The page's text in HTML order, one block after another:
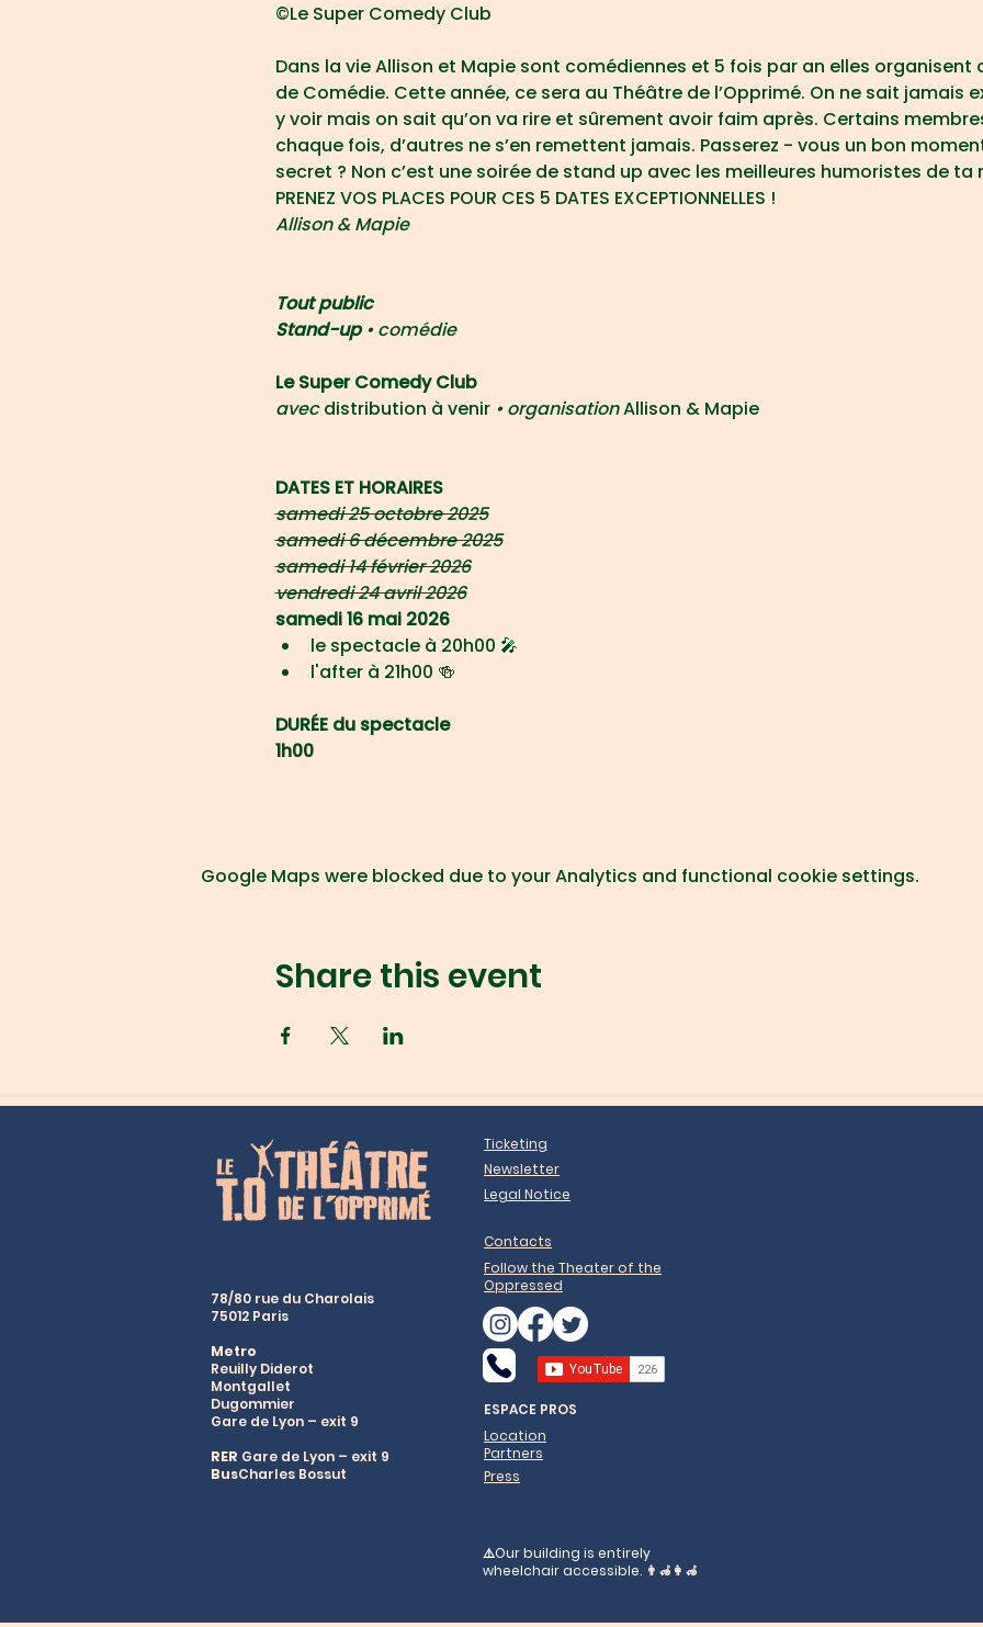
©Le Super Comedy Club
Dans la vie Allison et Mapie sont comédiennes et 5 fois par an elles organisent
de Comédie. Cette année, ce sera au Théâtre de l’Opprimé. On ne sait jamais
y voir mais on sait qu’on va rire et sûrement avoir faim après. Certains
chaque fois, d’autres ne s’en remettent jamais. Passerez - vous un bon
secret ? Non c’est une soirée de stand up avec les meilleures humoristes de ta
PRENEZ VOS PLACES POUR CES 5 DATES EXCEPTIONNELLES !
Allison & Mapie
Tout public
Stand-up • comédie
Le Super Comedy Club
avec distribution à venir • organisation Allison & Mapie
DATES ET HORAIRES
samedi 25 octobre 2025
samedi 6 décembre 2025
samedi 14 février 2026
vendredi 24 avril 2026
samedi 16 mai 2026
le spectacle à 20h00 🎤
l'after à 21h00 🍻
DURÉE du spectacle
1h00
Google Maps were blocked due to your Analytics and functional cookie settings.
Share this event
Ticketing
Newsletter
Legal Notice
Contacts
78/80 rue du Charolais
75012 Paris
Metro
Reuilly Diderot
Montgallet
Dugommier
Gare de Lyon – exit 9
RER Gare de Lyon – exit 9
BusCharles Bossut
Follow the Theater of the
Oppressed
ESPACE PROS
Location
Partners
Press
⚠️Our building is entirely
wheelchair accessible. 👨‍🦽👩‍🦽